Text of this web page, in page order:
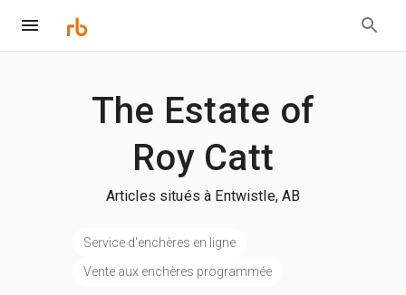
The Estate of
Roy Catt
Articles situés à Entwistle, AB
Service d'enchères en ligne
Vente aux enchères programmée